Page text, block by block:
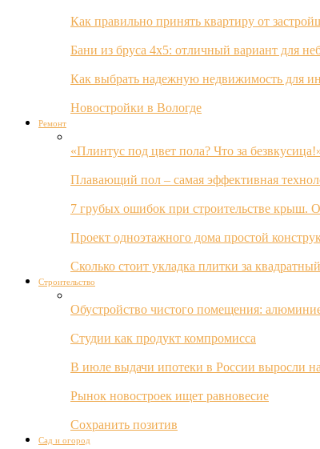
Как правильно принять квартиру от
Бани из бруса 4х5: отличный вариант для
Как выбрать надежную недвижимость для
Новостройки в Вологде
Ремонт
«Плинтус под цвет пола? Что за
Плавающий пол – самая эффективная
7 грубых ошибок при строительстве крыш.
Проект одноэтажного дома простой
Сколько стоит укладка плитки за
Строительство
Обустройство чистого помещения:
Студии как продукт компромисса
В июле выдачи ипотеки в России выросли
Рынок новостроек ищет равновесие
Сохранить позитив
Сад и огород